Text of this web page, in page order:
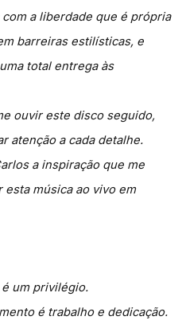
a liberdade que é própria
barreiras estilísticas, e
total entrega às
ouvir este disco seguido,
atenção a cada detalhe.
a inspiração que me
música ao vivo em
um privilégio.
é trabalho e dedicação.